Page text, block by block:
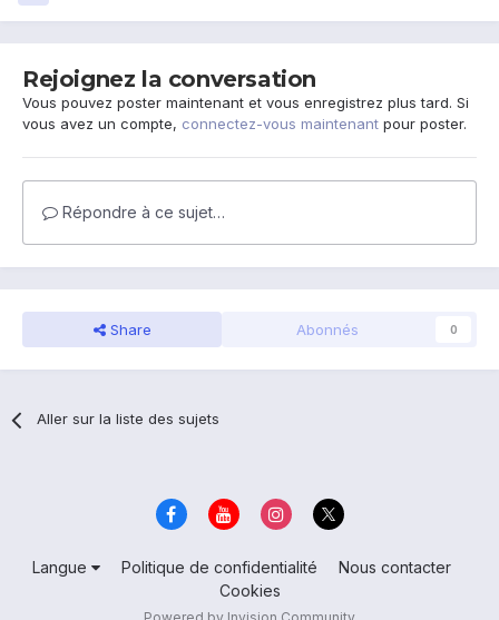
Rejoignez la conversation
Vous pouvez poster maintenant et vous enregistrez plus tard. Si
vous avez un compte, connectez-vous maintenant pour poster.
Répondre à ce sujet…
Share Abonnés 0
Aller sur la liste des sujets
Langue Politique de confidentialité
Nous contacter
Cookies